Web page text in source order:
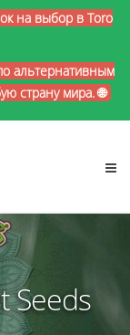
на выбор в Toro
альтернативным
страну мира. 🌐
Seeds